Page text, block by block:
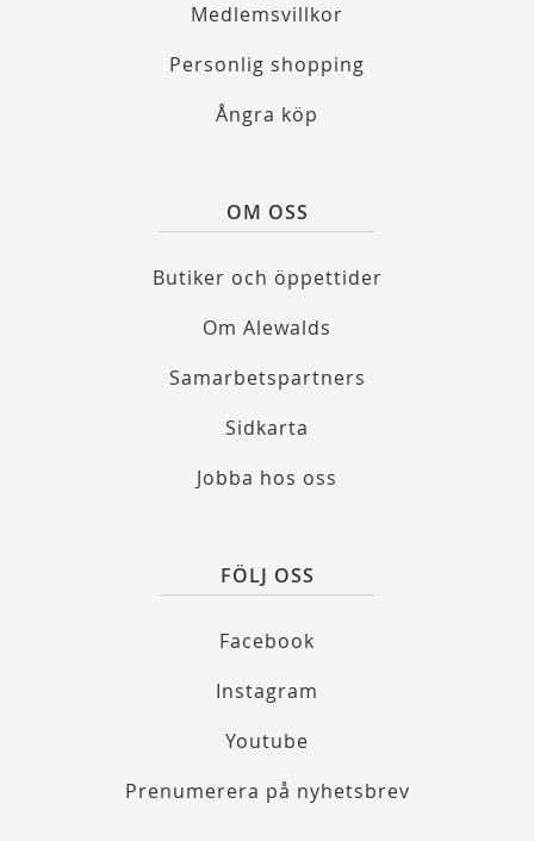
Medlemsvillkor
Personlig shopping
Ångra köp
OM OSS
Butiker och öppettider
Om Alewalds
Samarbetspartners
Sidkarta
Jobba hos oss
FÖLJ OSS
Facebook
Instagram
Youtube
Prenumerera på nyhetsbrev